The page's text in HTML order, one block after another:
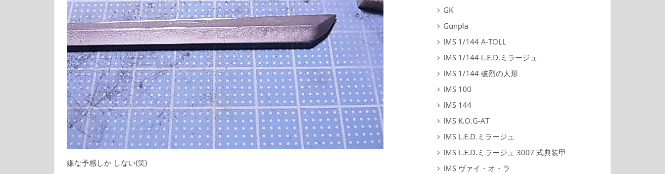
嫌な予感しか しない(笑)
GK
Gunpla
IMS 1/144 A-TOLL
IMS 1/144 L.E.D.ミラージュ
IMS 1/144 破烈の人形
IMS 100
IMS 144
IMS K.O.G-AT
IMS L.E.D.ミラージュ
IMS L.E.D.ミラージュ 3007 式典装甲
IMS ヴァイ・オ・ラ